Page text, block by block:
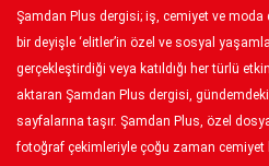
Şamdan Plus dergisi; iş, cemiyet ve
bir deyişle ‘elitler’in özel ve sosyal
gerçekleştirdiği veya katıldığı her türlü
aktaran Şamdan Plus dergisi,
sayfalarına taşır. Şamdan Plus, özel
fotoğraf çekimleriyle çoğu zaman cemiyet